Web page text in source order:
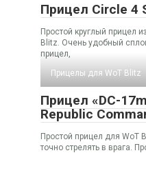
Прицел Circle 4
Простой круглый прицел
Blitz. Очень удобный
прицел,
Прицелы для WoT Blitz
Прицел «DC-
Republic
Простой прицел для WoT
точно стрелять в врага.